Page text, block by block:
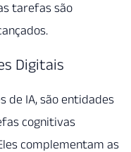
tarefas são
Digitais
de IA, são entidades
cognitivas
complementam as